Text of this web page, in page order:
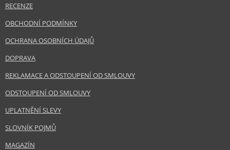
RECENZE
OBCHODNÍ PODMÍNKY
OCHRANA OSOBNÍCH ÚDAJŮ
DOPRAVA
REKLAMACE A ODSTOUPENÍ OD SMLOUVY
ODSTOUPENÍ OD SMLOUVY
UPLATNĚNÍ SLEVY
SLOVNÍK POJMŮ
MAGAZÍN